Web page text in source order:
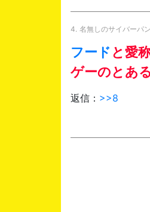
4. 名無しのサイバーパ
フードと愛称
ゲーのとあ
返信： >>8